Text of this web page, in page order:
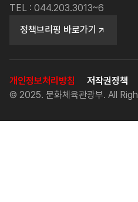
TEL : 044.203.3013~6
정책브리핑 바로가기
개인정보처리방침
저작권정책
© 2025. 문화체육관광부. All